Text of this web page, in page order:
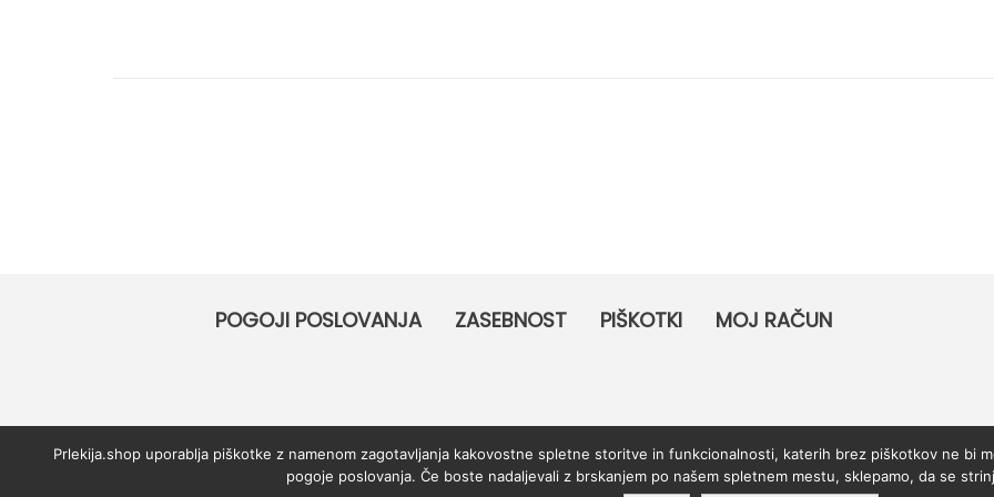
o
POGOJI POSLOVANJA ZASEBNOST PIŠKOTKI MOJ RAČUN
Prlekija.shop uporablja piškotke z namenom zagotavljanja kakovostne spletne storitve in funkcionalnosti, katerih brez piškotkov ne bi
pogoje poslovanja. Če boste nadaljevali z brskanjem po našem spletnem mestu, sklepamo, da se